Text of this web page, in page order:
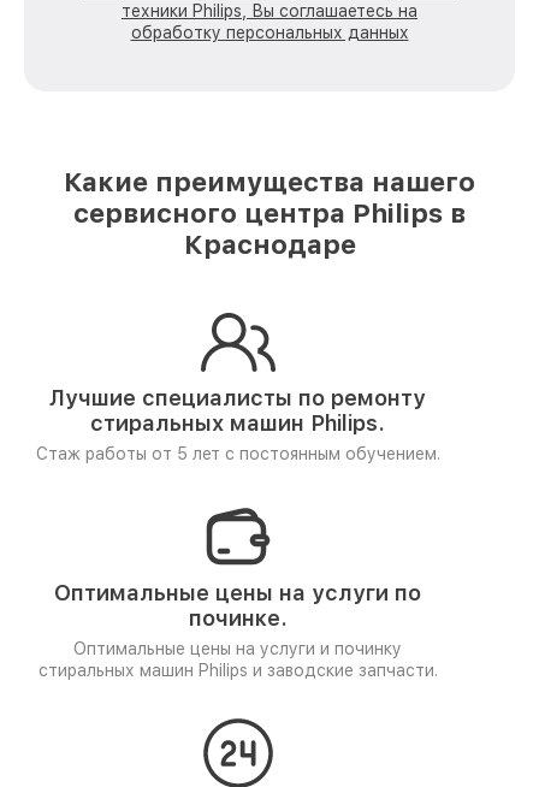
техники Philips, Вы соглашаетесь на
обработку персональных данных
Какие преимущества нашего
сервисного центра Philips в
Краснодаре
Лучшие специалисты по ремонту
стиральных машин Philips.
Стаж работы от 5 лет с постоянным обучением.
Оптимальные цены на услуги по
починке.
Оптимальные цены на услуги и починку
стиральных машин Philips и заводские запчасти.